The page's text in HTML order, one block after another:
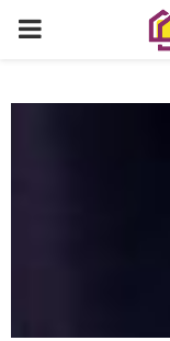
PRIMARY